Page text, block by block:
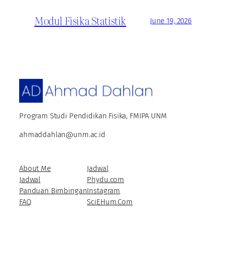
Modul Fisika Statistik June 19, 2026
Program Studi Pendidikan Fisika, FMIPA UNM
ahmaddahlan@unm.ac.id
About Me
Jadwal
Panduan Bimbingan
FAQ
Jadwal
Phydu.com
Instagram
SciEHum.Com